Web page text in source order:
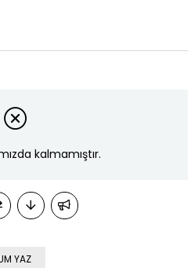
kalmamıştır.
YAZ